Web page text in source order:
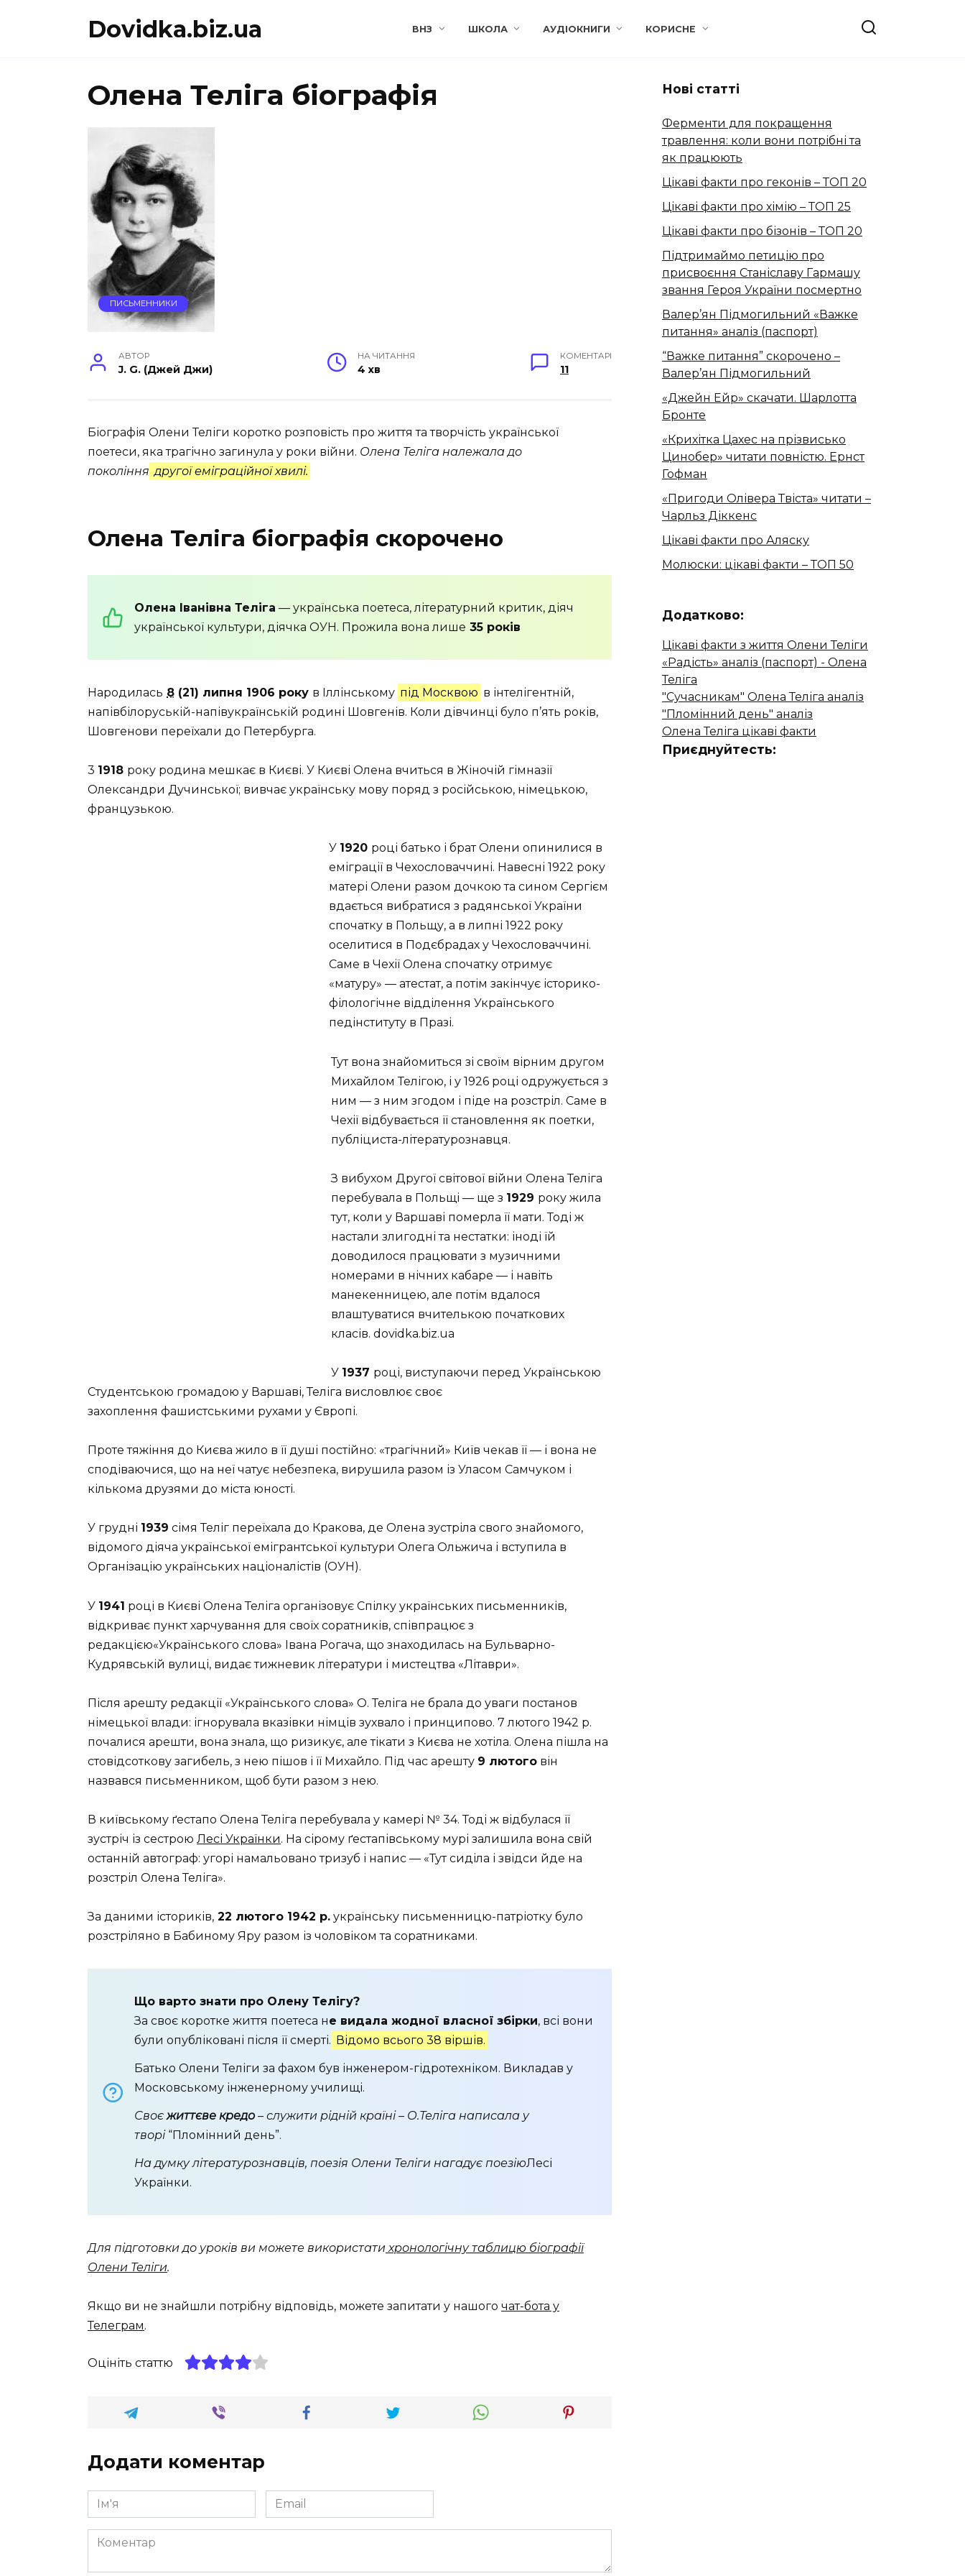
Dovidka.biz.ua ВНЗ ШКОЛА АУДІОКНИГИ КОРИСНЕ
Олена Теліга біографія
ПИСЬМЕННИКИ
АВТОР
J. G. (Джей Джи)
НА ЧИТАННЯ
4 хв
КОМЕНТАРІ
11
Біографія Олени Теліги коротко розповість про життя та творчість української
поетеси, яка трагічно загинула у роки війни. Олена Теліга належала до
покоління другої еміграційної хвилі.
Олена Теліга біографія скорочено
Олена Іванівна Теліга — українська поетеса, літературний критик, діяч
української культури, діячка ОУН. Прожила вона лише 35 років
Народилась 8 (21) липня 1906 року в Іллінському під Москвою в інтелігентній,
напівбілоруській-напівукраїнській родині Шовгенів. Коли дівчинці було п’ять років,
Шовгенови переїхали до Петербурга.
3 1918 року родина мешкає в Києві. У Києві Олена вчиться в Жіночій гімназії
Олександри Дучинської; вивчає українську мову поряд з російською, німецькою,
французькою.
У 1920 році батько і брат Олени опинилися в
еміграції в Чехословаччині. Навесні 1922 року
матері Олени разом дочкою та сином Сергієм
вдається вибратися з радянської України
спочатку в Польщу, а в липні 1922 року
оселитися в Подєбрадах у Чехословаччині.
Саме в Чехії Олена спочатку отримує
«матуру» — атестат, а потім закінчує історико-
філологічне відділення Українського
педінституту в Празі.
Тут вона знайомиться зі своїм вірним другом
Михайлом Телігою, і у 1926 році одружується з
ним — з ним згодом і піде на розстріл. Саме в
Чехії відбувається її становлення як поетки,
публіциста-літературознавця.
З вибухом Другої світової війни Олена Теліга
перебувала в Польщі — ще з 1929 року жила
тут, коли у Варшаві померла її мати. Тоді ж
настали злигодні та нестатки: іноді їй
доводилося працювати з музичними
номерами в нічних кабаре — і навіть
манекенницею, але потім вдалося
влаштуватися вчителькою початкових
класів. dovidka.biz.ua
У 1937 році, виступаючи перед Українською
Студентською громадою у Варшаві, Теліга висловлює своє
захоплення фашистськими рухами у Європі.
Проте тяжіння до Києва жило в її душі постійно: «трагічний» Київ чекав її — і вона не
сподіваючися, що на неї чатує небезпека, вирушила разом із Уласом Самчуком і
кількома друзями до міста юності.
У грудні 1939 сімя Теліг переїхала до Кракова, де Олена зустріла свого знайомого,
відомого діяча української емігрантської культури Олега Ольжича і вступила в
Організацію українських націоналістів (ОУН).
У 1941 році в Києві Олена Теліга організовує Спілку українських письменників,
відкриває пункт харчування для своїх соратників, співпрацює з
редакцією«Українського слова» Івана Рогача, що знаходилась на Бульварно-
Кудрявській вулиці, видає тижневик літератури і мистецтва «Літаври».
Після арешту редакції «Українського слова» О. Теліга не брала до уваги постанов
німецької влади: ігнорувала вказівки німців зухвало і принципово. 7 лютого 1942 р.
почалися арешти, вона знала, що ризикує, але тікати з Києва не хотіла. Олена пішла на
стовідсоткову загибель, з нею пішов і її Михайло. Під час арешту 9 лютого він
назвався письменником, щоб бути разом з нею.
В київському ґестапо Олена Теліга перебувала у камері № 34. Тоді ж відбулася її
зустріч із сестрою Лесі Українки. На сірому ґестапівському мурі залишила вона свій
останній автограф: угорі намальовано тризуб і напис — «Тут сиділа і звідси йде на
розстріл Олена Теліга».
За даними істориків, 22 лютого 1942 р. українську письменницю-патріотку було
розстріляно в Бабиному Яру разом із чоловіком та соратниками.
Що варто знати про Олену Телігу?
За своє коротке життя поетеса не видала жодної власної збірки, всі вони
були опубліковані після її смерті. Відомо всього 38 віршів.
Батько Олени Теліги за фахом був інженером-гідротехніком. Викладав у
Московському інженерному училищі.
Своєжиттєве кредо– служити рідній країні – О.Теліга написала у
творі “Пломінний день”.
На думку літературознавців, поезія Олени Теліги нагадує поезіюЛесі
Українки.
Для підготовки до уроків ви можете використатихронологічну таблицю біографії
Олени Теліги.
Якщо ви не знайшли потрібну відповідь, можете запитати у нашого чат-бота у
Телеграм.
Оцініть статтю
Додати коментар
Ім'я
*
Email
*
Коментар
Нові статті
Ферменти для покращення
травлення: коли вони потрібні та
як працюють
Цікаві факти про геконів – ТОП 20
Цікаві факти про хімію – ТОП 25
Цікаві факти про бізонів – ТОП 20
Підтримаймо петицію про
присвоєння Станіславу Гармашу
звання Героя України посмертно
Валер’ян Підмогильний «Важке
питання» аналіз (паспорт)
“Важке питання” скорочено –
Валер’ян Підмогильний
«Джейн Ейр» скачати. Шарлотта
Бронте
«Крихітка Цахес на прізвисько
Цинобер» читати повністю. Ернст
Гофман
«Пригоди Олівера Твіста» читати –
Чарльз Діккенс
Цікаві факти про Аляску
Молюски: цікаві факти – ТОП 50
Додатково:
Цікаві факти з життя Олени Теліги
«Радість» аналіз (паспорт) - Олена
Теліга
"Сучасникам" Олена Теліга аналіз
"Пломінний день" аналіз
Олена Теліга цікаві факти
Приєднуйтесть: